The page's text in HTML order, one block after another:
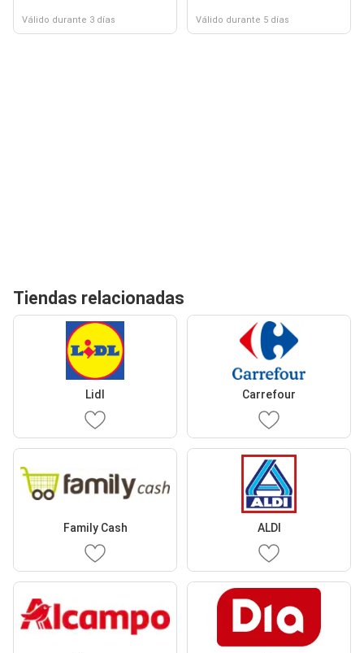
Válido durante 3 días Válido durante 5 días
Tiendas relacionadas
Lidl Carrefour
Family Cash ALDI